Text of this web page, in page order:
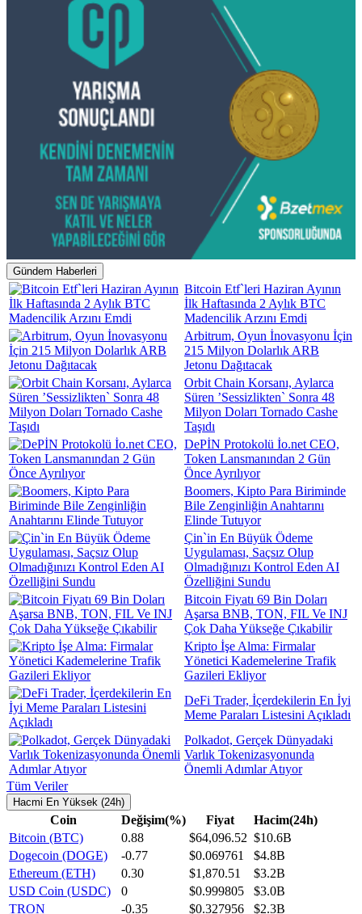
Gündem Haberleri
Bitcoin Etf`leri Haziran Ayının
İlk Haftasında 2 Aylık BTC
Madencilik Arzını Emdi
Arbitrum, Oyun İnovasyonu İçin
215 Milyon Dolarlık ARB
Jetonu Dağıtacak
Orbit Chain Korsanı, Aylarca
Süren ’Sessizlikten` Sonra 48
Milyon Doları Tornado Cashe
Taşıdı
DePİN Protokolü İo.net CEO,
Token Lansmanından 2 Gün
Önce Ayrılıyor
Boomers, Kipto Para Biriminde
Bile Zenginliğin Anahtarını
Elinde Tutuyor
Çin`in En Büyük Ödeme
Uygulaması, Saçsız Olup
Olmadığınızı Kontrol Eden AI
Özelliğini Sundu
Bitcoin Fiyatı 69 Bin Doları
Aşarsa BNB, TON, FIL Ve INJ
Çok Daha Yükseğe Çıkabilir
Kripto İşe Alma: Firmalar
Yönetici Kademelerine Trafik
Gazileri Ekliyor
DeFi Trader, İçerdekilerin En İyi
Meme Paraları Listesini Açıkladı
Polkadot, Gerçek Dünyadaki
Varlık Tokenizasyonunda
Önemli Adımlar Atıyor
Tüm Veriler
Hacmi En Yüksek (24h)
Coin Değişim(%) Fiyat
Hacim(24h)
Bitcoin (BTC)
0.88 $64,096.52 $10.6B
Dogecoin (DOGE)
-0.77 $0.069761
$4.8B
Ethereum (ETH)
0.30 $1,870.51
$3.2B
USD Coin (USDC)
0 $0.999805
$3.0B
TRON
-0.35 $0.327956
$2.3B